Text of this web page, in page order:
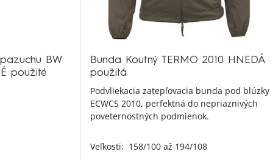
BW
použité
Bunda Koutný TERMO 2010 HNEDÁ
použitá
Podvliekacia zatepľovacia bunda pod blúzky
ECWCS 2010, perfektná do nepriaznivých
poveternostných podmienok.
Veľkosti: 158/100 až 194/108